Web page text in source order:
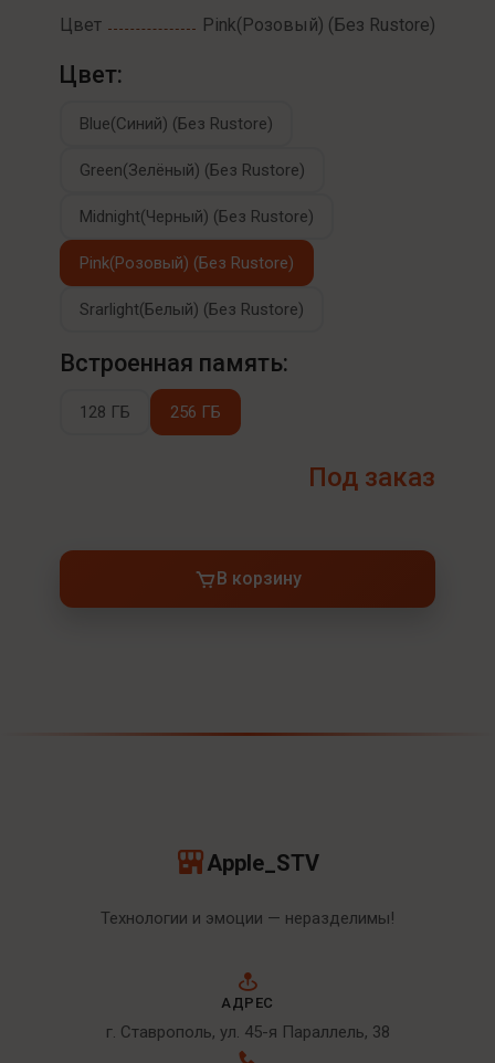
Цвет
Pink(Розовый) (Без Rustore)
Цвет:
Blue(Синий) (Без Rustore)
Green(Зелёный) (Без Rustore)
Midnight(Черный) (Без Rustore)
Pink(Розовый) (Без Rustore)
Srarlight(Белый) (Без Rustore)
Встроенная память:
128 ГБ 256 ГБ
Под заказ
В корзину
Apple_STV
Технологии и эмоции — неразделимы!
АДРЕС
г. Ставрополь, ул. 45-я Параллель, 38